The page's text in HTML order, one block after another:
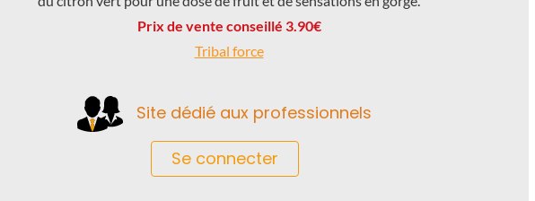
Prix de vente conseillé 3.90€
Tribal force
Site dédié aux professionnels
Se connecter